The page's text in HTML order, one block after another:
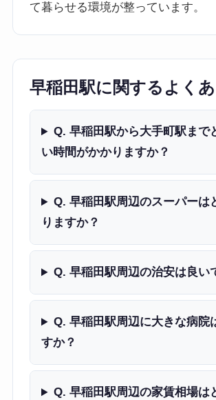
て暮らせる環境が整っています。
早稲田駅に関するよく
Q. 早稲田駅から大手町駅まで
い時間がかかりますか？
Q. 早稲田駅周辺のスーパーは
りますか？
Q. 早稲田駅周辺の治安は良い
Q. 早稲田駅周辺に大きな病院
すか？
Q. 早稲田駅周辺の家賃相場は